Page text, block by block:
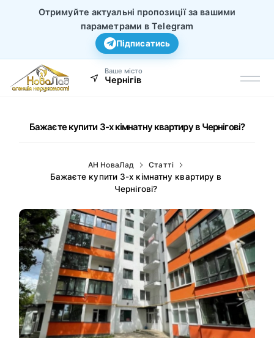
Отримуйте актуальні пропозиції за вашими
параметрами в Telegram
Підписатись
Ваше місто
Чернігів
Бажаєте купити 3-х кімнатну квартиру в Чернігові?
АН НоваЛад Статті
Бажаєте купити 3-х кімнатну квартиру в
Чернігові?